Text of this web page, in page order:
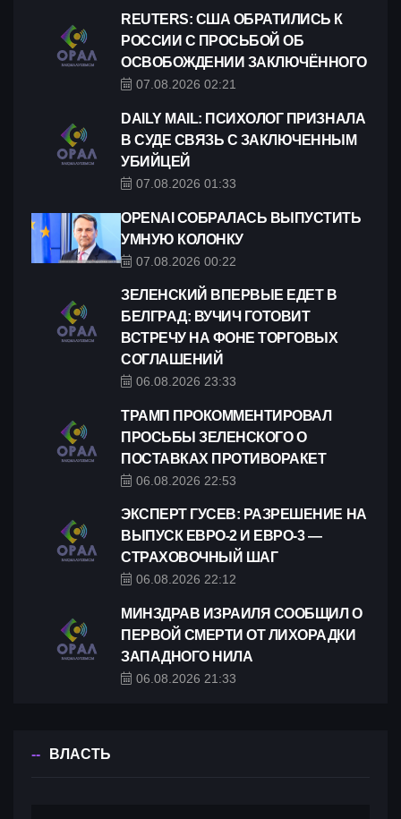
REUTERS: CША ОБРАТИЛИСЬ К
РОССИИ С ПРОСЬБОЙ ОБ
ОСВОБОЖДЕНИИ ЗАКЛЮЧЁННОГО
07.08.2026 02:21
DAILY MAIL: ПСИХОЛОГ ПРИЗНАЛА
В СУДЕ СВЯЗЬ С ЗАКЛЮЧЕННЫМ
УБИЙЦЕЙ
07.08.2026 01:33
OPENAI СОБРАЛАСЬ ВЫПУСТИТЬ
УМНУЮ КОЛОНКУ
07.08.2026 00:22
ЗЕЛЕНСКИЙ ВПЕРВЫЕ ЕДЕТ В
БЕЛГРАД: ВУЧИЧ ГОТОВИТ
ВСТРЕЧУ НА ФОНЕ ТОРГОВЫХ
СОГЛАШЕНИЙ
06.08.2026 23:33
ТРАМП ПРОКОММЕНТИРОВАЛ
ПРОСЬБЫ ЗЕЛЕНСКОГО О
ПОСТАВКАХ ПРОТИВОРАКЕТ
06.08.2026 22:53
ЭКСПЕРТ ГУСЕВ: РАЗРЕШЕНИЕ НА
ВЫПУСК ЕВРО-2 И ЕВРО-3 —
СТРАХОВОЧНЫЙ ШАГ
06.08.2026 22:12
МИНЗДРАВ ИЗРАИЛЯ СООБЩИЛ О
ПЕРВОЙ СМЕРТИ ОТ ЛИХОРАДКИ
ЗАПАДНОГО НИЛА
06.08.2026 21:33
ВЛАСТЬ